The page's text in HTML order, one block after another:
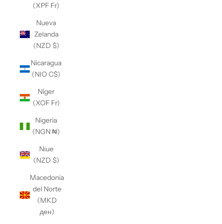
(XPF Fr)
Nueva
Zelanda
(NZD $)
Nicaragua
(NIO C$)
Níger
(XOF Fr)
Nigeria
(NGN ₦)
Niue
(NZD $)
Macedonia
del Norte
(MKD
ден)